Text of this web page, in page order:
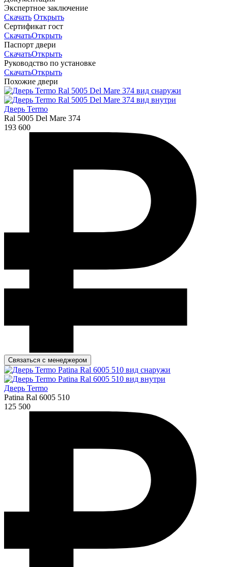
Экспертное заключение
Скачать Открыть
Сертификат гост
СкачатьОткрыть
Паспорт двери
СкачатьОткрыть
Руководство по установке
СкачатьОткрыть
Похожие двери
Дверь Termo
Ral 5005 Del Mare 374
193 600
Связаться с менеджером
Дверь Termo
Patina Ral 6005 510
125 500